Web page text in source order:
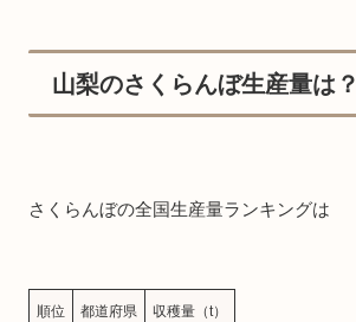
山梨のさくらんぼ生産量は？
さくらんぼの全国生産量ランキングは
順位 都道府県 収穫量（t）